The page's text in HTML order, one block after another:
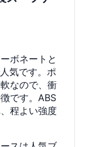
ボネートと
気です。ポ
なので、衝
です。ABS
程よい強度